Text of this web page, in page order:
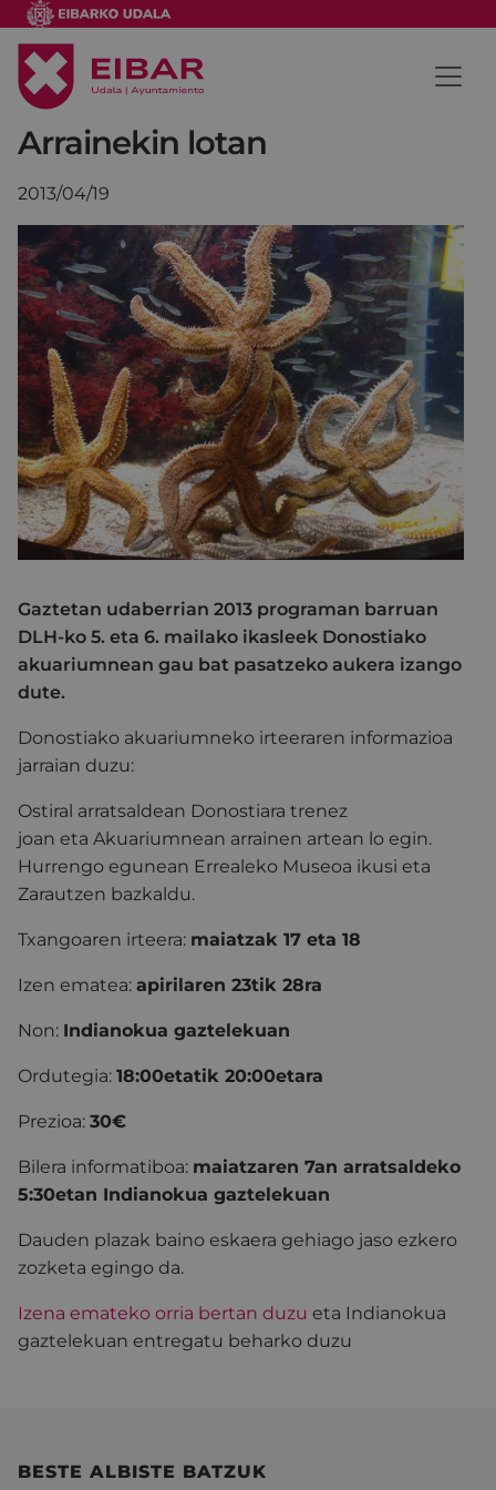
Arrainekin lotan
2013/04/19
Gaztetan udaberrian 2013 programan barruan
DLH-ko 5. eta 6. mailako ikasleek Donostiako
akuariumnean gau bat pasatzeko aukera izango
dute.
Donostiako akuariumneko irteeraren informazioa
jarraian duzu:
Ostiral arratsaldean Donostiara trenez
joan eta Akuariumnean arrainen artean lo egin.
Hurrengo egunean Errealeko Museoa ikusi eta
Zarautzen bazkaldu.
Txangoaren irteera: maiatzak 17 eta 18
Izen ematea: apirilaren 23tik 28ra
Non: Indianokua gaztelekuan
Ordutegia: 18:00etatik 20:00etara
Prezioa: 30€
Bilera informatiboa: maiatzaren 7an arratsaldeko
5:30etan Indianokua gaztelekuan
Dauden plazak baino eskaera gehiago jaso ezkero
zozketa egingo da.
Izena emateko orria bertan duzu eta Indianokua
gaztelekuan entregatu beharko duzu
BESTE ALBISTE BATZUK